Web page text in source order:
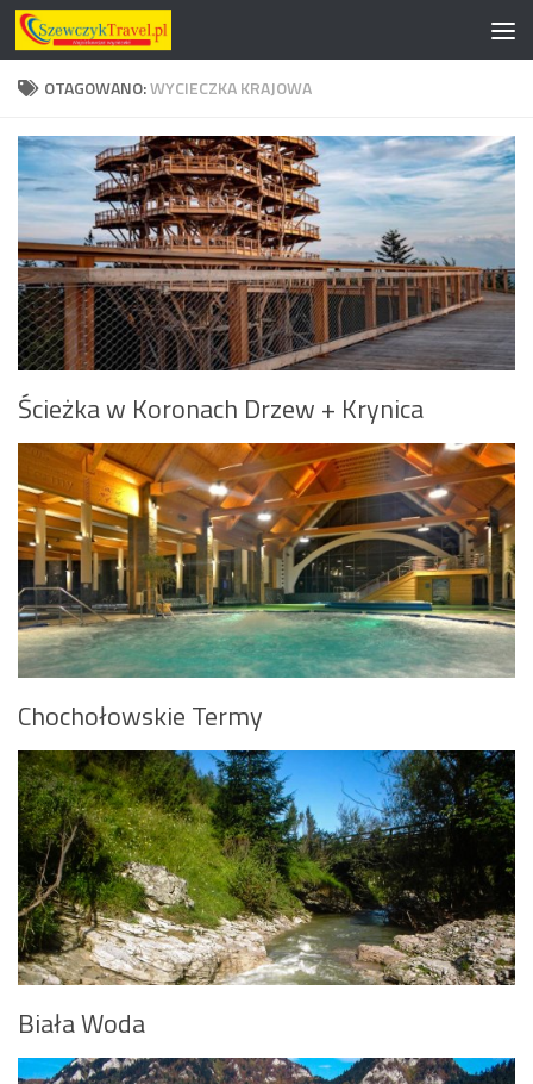
Przeskocz do treści
OTAGOWANO:WYCIECZKA KRAJOWA
Ścieżka w Koronach Drzew + Krynica
Chochołowskie Termy
Biała Woda